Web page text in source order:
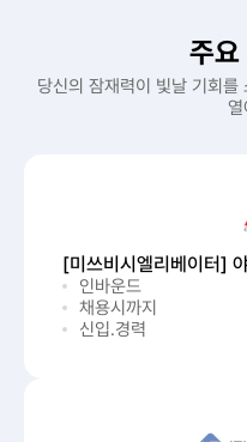
주요
당신의 잠재력이 빛날 기회
열
[미쓰비시엘리베이터]
인바운드
채용시까지
신입.경력